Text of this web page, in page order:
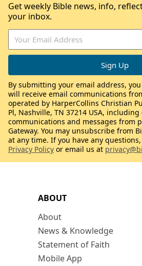
ABOUT
About
News & Knowledge
Statement of Faith
Mobile App
Get weekly Bible news, info,
your inbox.
By submitting your email address,
will receive email communications
operated by HarperCollins Christian
Pl, Nashville, TN 37214 USA,
communications and messages from
Gateway. You may unsubscribe from
at any time. If you have any
Privacy Policy or email us at